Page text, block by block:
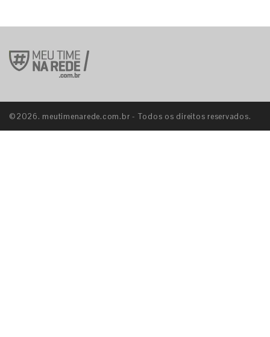
©2026. meutimenarede.com.br - Todos os direitos reservados.